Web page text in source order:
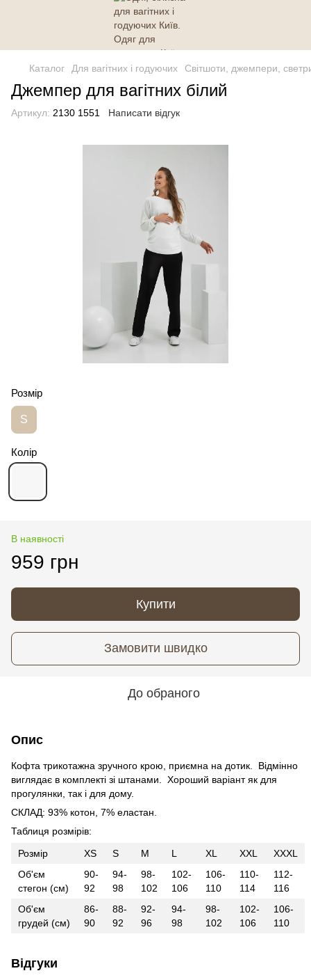
Каталог Для вагітних і годуючих Світшоти, джемпери,
Джемпер для вагітних білий
Артикул: 2130 1551 Написати відгук
Розмір
S
Колір
В наявності
959 грн
Купити
Замовити швидко
До обраного
Опис
Кофта трикотажна зручного крою, приємна на дотик. Відмінно
виглядає в комплекті зі штанами. Хороший варіант як для
прогулянки, так і для дому.
СКЛАД: 93% котон, 7% еластан.
Таблиця розмірів:
Розмір
XS S M L XL XXL
XXXL
Об'єм
стегон (см)
90-
92
94-
98
98-
102
102-
106
106-
110
110-
114
112-
116
Об'єм
грудей (см)
86-
90
88-
92
92-
96
94-
98
98-
102
102-
106
106-
110
Відгуки